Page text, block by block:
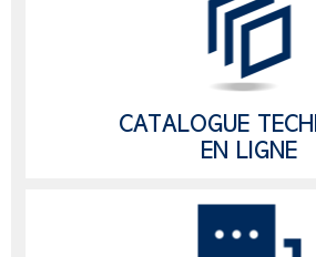
CATALOGUE
EN LIGNE